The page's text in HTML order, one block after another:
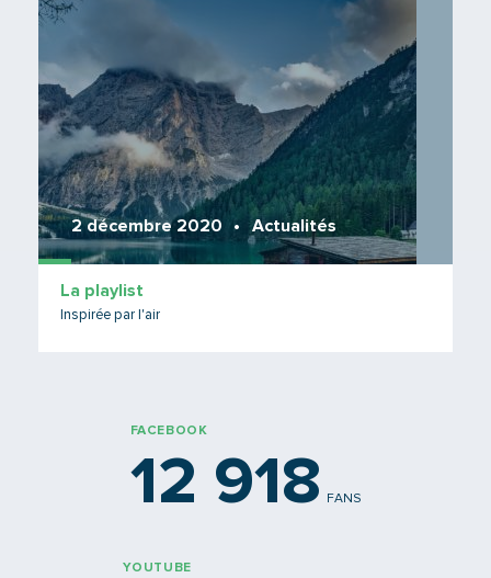
2 décembre 2020 Actualités
La playlist
Inspirée par l'air
FACEBOOK
12 918 FANS
YOUTUBE